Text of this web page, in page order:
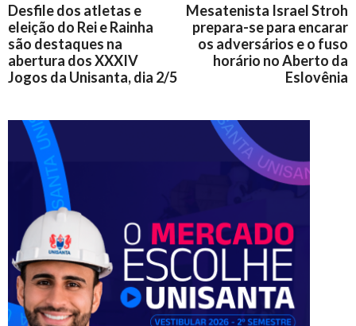
Desfile dos atletas e
eleição do Rei e Rainha
são destaques na
abertura dos XXXIV
Jogos da Unisanta, dia 2/5
Mesatenista Israel Stroh
prepara-se para encarar
os adversários e o fuso
horário no Aberto da
Eslovênia